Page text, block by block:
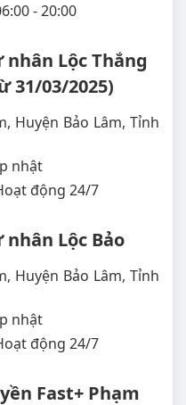
- 20:00
Lộc Thắng
31/03/2025)
Huyện Bảo Lâm, Tỉnh
nhật
động 24/7
Lộc Bảo
Huyện Bảo Lâm, Tỉnh
nhật
động 24/7
Fast+ Phạm